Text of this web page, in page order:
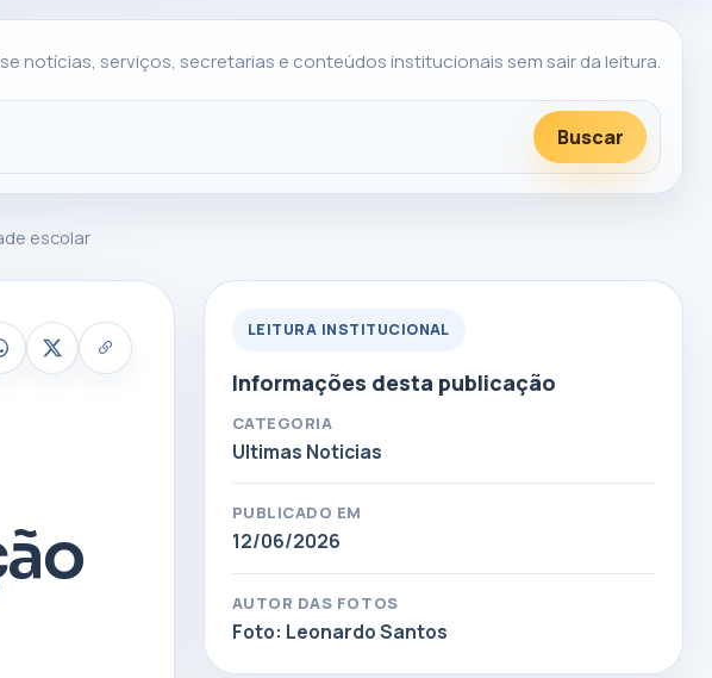
notícias, serviços, secretarias e conteúdos institucionais sem sair da leitura.
Buscar
escolar
LEITURA INSTITUCIONAL
Informações desta publicação
CATEGORIA
Ultimas Noticias
PUBLICADO EM
12/06/2026
AUTOR DAS FOTOS
Foto: Leonardo Santos